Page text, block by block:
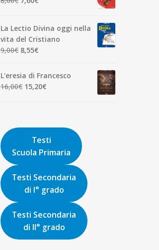
1,90€.
era:
8,00€.
è:
7,60€.
La Lectio Divina oggi nella
vita del Cristiano
9,00€ Il
originale
era:
9,00€.
8,55€
attuale
è:
L'eresia di Francesco
16,00€ Il
16,00€.
15,20€
15,20€.
Testi
Scuola Primaria
Testi Secondaria
di I° grado
Testi Secondaria
di II° grado